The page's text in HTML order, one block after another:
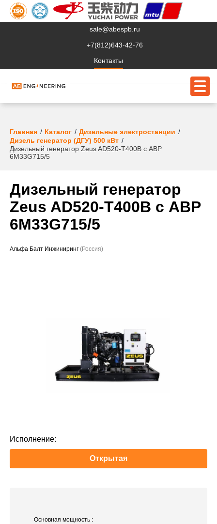
sale@abespb.ru
+7(812)643-42-76
Контакты
О компании
Клиентам
Сервис
Судовое ЭО
Проекты
Главная Каталог
Дизельные электростанции
Дизель генератор (ДГУ) 500 кВт
Дизельный генератор Zeus AD520-T400B с АВР
6M33G715/5
Дизельный генератор
Zeus AD520-T400B с АВР
6M33G715/5
Альфа Балт Инжиниринг (Россия)
Исполнение:
Открытая
Основная мощность :